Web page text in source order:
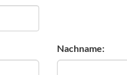
Nachname: